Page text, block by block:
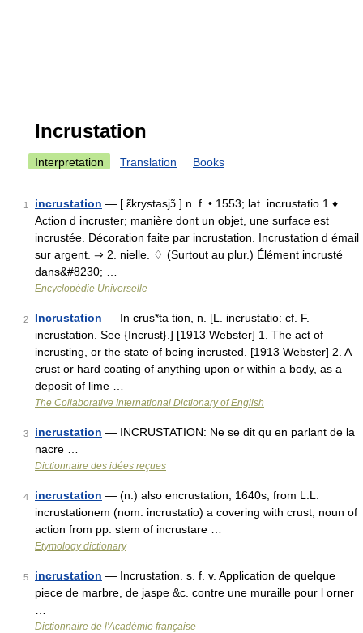
Incrustation
Interpretation Translation Books
1 incrustation — [ ɛ̃krystasjɔ̃ ] n. f. • 1553; lat. incrustatio 1 ♦
Action d incruster; manière dont un objet, une surface est
incrustée. Décoration faite par incrustation. Incrustation d émail
sur argent. ⇒ 2. nielle. ♢ (Surtout au plur.) Élément incrusté
dans&#8230; …
Encyclopédie Universelle
2 Incrustation — In crus*ta tion, n. [L. incrustatio: cf. F.
incrustation. See {Incrust}.] [1913 Webster] 1. The act of
incrusting, or the state of being incrusted. [1913 Webster] 2. A
crust or hard coating of anything upon or within a body, as a
deposit of lime …
The Collaborative International Dictionary of English
3 incrustation — INCRUSTATION: Ne se dit qu en parlant de la
nacre …
Dictionnaire des idées reçues
4 incrustation — (n.) also encrustation, 1640s, from L.L.
incrustationem (nom. incrustatio) a covering with crust, noun of
action from pp. stem of incrustare …
Etymology dictionary
5 incrustation — Incrustation. s. f. v. Application de quelque
piece de marbre, de jaspe &c. contre une muraille pour l orner
Dictionnaire de l'Académie française